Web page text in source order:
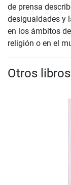
de prensa
desigualdades y
en los ámbitos
religión o en el
Otros